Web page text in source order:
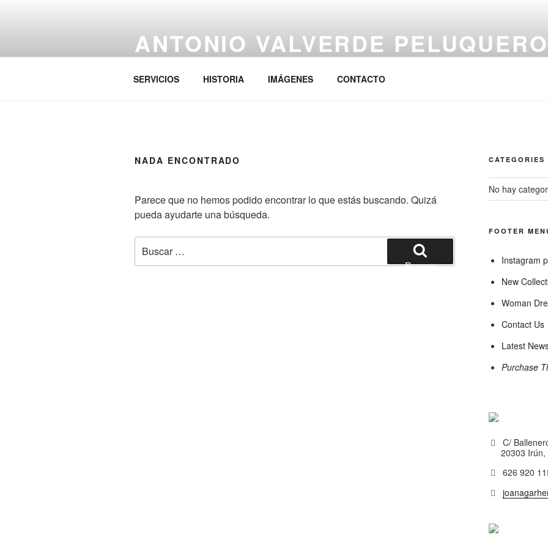
ANTONIO VALVERDE
SERVICIOS HISTORIA IMÁGENES CONTACTO
NADA ENCONTRADO
Parece que no hemos podido encontrar lo que estás buscando. Quizá
pueda ayudarte una búsqueda.
Buscar
por:
Buscar
CATEGORIES
No hay
FOOTER
Instagram
New
Woman
Contact Us
Latest
Purchase
C/
20303
626 920